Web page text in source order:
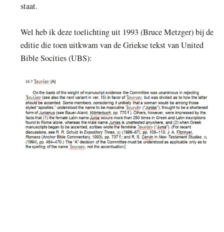
staat.
Wel heb ik deze toelichting uit 1993 (Bruce Metzger) bij de
editie die toen uitkwam van de Griekse tekst van United
Bible Socities (UBS):